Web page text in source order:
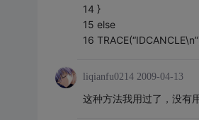
14 }
15 else
16
liqianfu0214 2009-04-13
这种方法我用过了，没有